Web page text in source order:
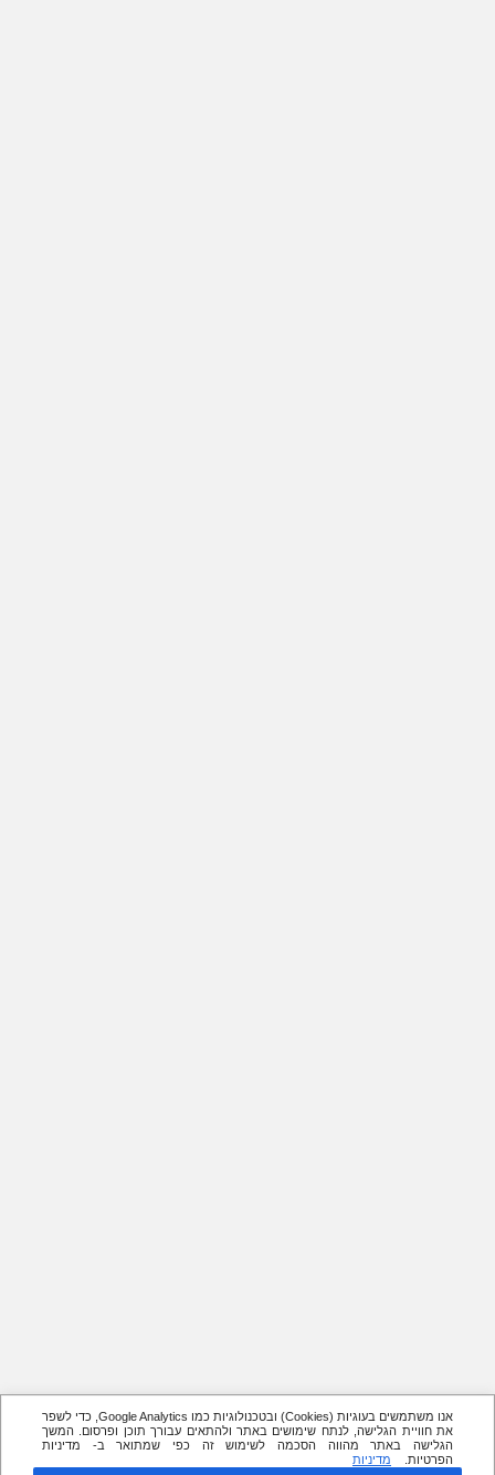
אנו משתמשים בעוגיות (Cookies) ובטכנולוגיות כמו Google Analytics, כדי לשפר
את חוויית הגלישה, לנתח שימושים באתר ולהתאים עבורך תוכן ופרסום. המשך
הגלישה באתר מהווה הסכמה לשימוש זה כפי שמתואר ב- מדיניות
הפרטיות.
מדיניות